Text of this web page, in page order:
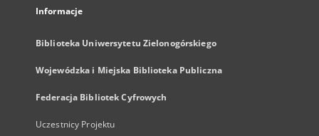
Informacje
Biblioteka Uniwersytetu Zielonogórskiego
Wojewódzka i Miejska Biblioteka Publiczna
Federacja Bibliotek Cyfrowych
Uczestnicy Projektu